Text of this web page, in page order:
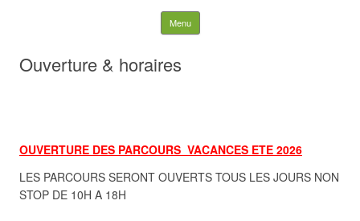
Les Aventuriers du Lac –
Morillon
Menu Skip to content
Ouverture & horaires
OUVERTURE DES PARCOURS VACANCES ETE 2026
LES PARCOURS SERONT OUVERTS TOUS LES JOURS NON
STOP DE 10H A 18H